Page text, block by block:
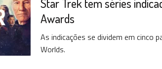
Star Trek tem séries
Awards
As indicações se dividem em cinco
Worlds.